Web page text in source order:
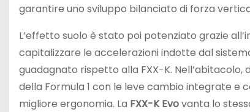
garantire uno sviluppo bilanciato di forza
L’effetto suolo è stato poi potenziato grazie
capitalizzare le accelerazioni indotte dal
guadagnato rispetto alla FXX-K.
della Formula 1 con le leve cambio integrate e
migliore ergonomia. La FXX-K Evovanta lo